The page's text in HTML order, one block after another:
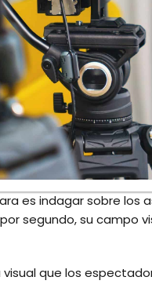
es indagar sobre
segundo, su campo
que los